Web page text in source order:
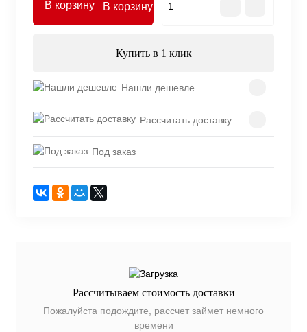
В корзину
Купить в 1 клик
Нашли дешевле
Рассчитать доставку
Под заказ
Рассчитываем стоимость доставки
Пожалуйста подождите, рассчет займет немного
времени